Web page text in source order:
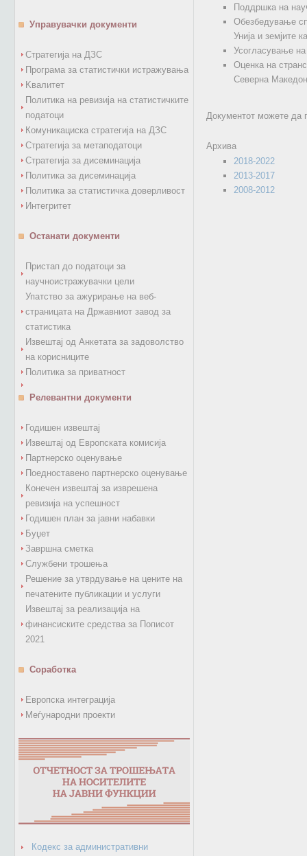
Управувачки документи
Стратегија на ДЗС
Програма за статистички истражувања
Kвалитет
Политика на ревизија на статистичките
податоци
Комуникациска стратегија на ДЗС
Стратегија за метаподатоци
Стратегија за дисеминација
Политика за дисеминација
Политика за статистичка доверливост
Интегритет
Останати документи
Пристап до податоци за
научноистражувачки цели
Упатство за ажурирање на веб-
страницата на Државниот завод за
статистика
Извештај од Анкетата за задоволство
на корисниците
Политика за приватност
Релевантни документи
Годишен извештај
Извештај од Европската комисија
Партнерско оценување
Поедноставено партнерско оценување
Конечен извештај за изврешена
ревизија на успешност
Годишен план за јавни набавки
Буџет
Завршна сметка
Службени трошења
Решение за утврдување на цените на
печатените публикации и услуги
Извештај за реализација на
финансиските средства за Пописот
2021
Соработка
Европска интеграција
Меѓународни проекти
Кодекс за административни
Поддршка на
Обезбедување
Унија и земјите
Усогласување
Оценка на
Северна
Документот можете да
Архива
2018-2022
2013-2017
2008-2012